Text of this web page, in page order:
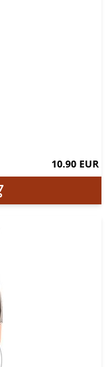
10.90 EUR